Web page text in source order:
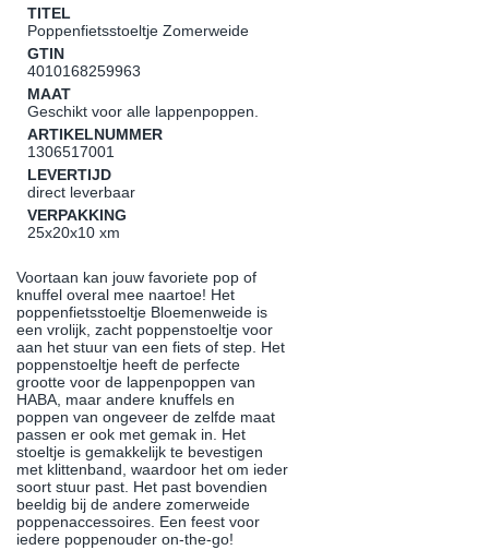
TITEL
Poppenfietsstoeltje Zomerweide
GTIN
4010168259963
MAAT
Geschikt voor alle lappenpoppen.
ARTIKELNUMMER
1306517001
LEVERTIJD
direct leverbaar
VERPAKKING
25x20x10 xm
Voortaan kan jouw favoriete pop of
knuffel overal mee naartoe! Het
poppenfietsstoeltje Bloemenweide is
een vrolijk, zacht poppenstoeltje voor
aan het stuur van een fiets of step. Het
poppenstoeltje heeft de perfecte
grootte voor de lappenpoppen van
HABA, maar andere knuffels en
poppen van ongeveer de zelfde maat
passen er ook met gemak in. Het
stoeltje is gemakkelijk te bevestigen
met klittenband, waardoor het om ieder
soort stuur past. Het past bovendien
beeldig bij de andere zomerweide
poppenaccessoires. Een feest voor
iedere poppenouder on-the-go!